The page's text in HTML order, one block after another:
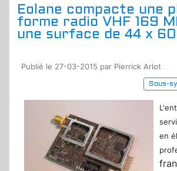
Eolane compacte une
forme radio VHF 169
une surface de 44 x
Publié le 27-03-2015 par Pierrick Arlot
Sous-
en